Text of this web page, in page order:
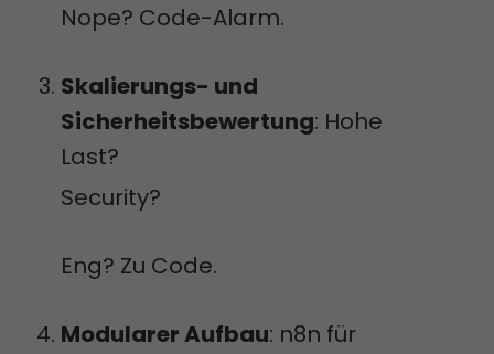
Nope? Code-Alarm.
Skalierungs- und
Sicherheitsbewertung: Hohe
Last?
Security?
Eng? Zu Code.
Modularer Aufbau: n8n für